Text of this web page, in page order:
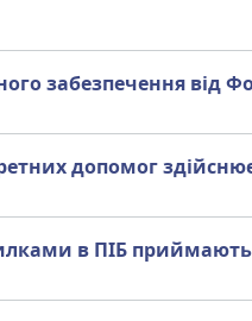
забезпечення від
допомог
в ПІБ